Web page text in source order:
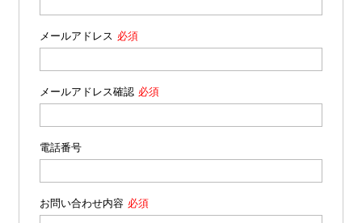
メールアドレス
メールアドレス確認
電話番号
お問い合わせ内容